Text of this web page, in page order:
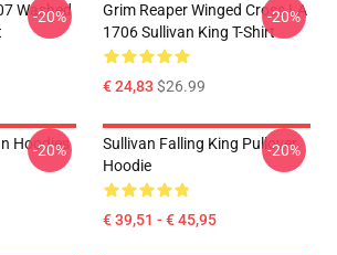
Washed
-20%
Grim Reaper Winged Cross LA
1706 Sullivan King T-Shirt
€ 24,83 $26.99
-20%
Hoodies
-20%
Sullivan Falling King Pullover
Hoodie
€ 39,51 - € 45,95
-20%